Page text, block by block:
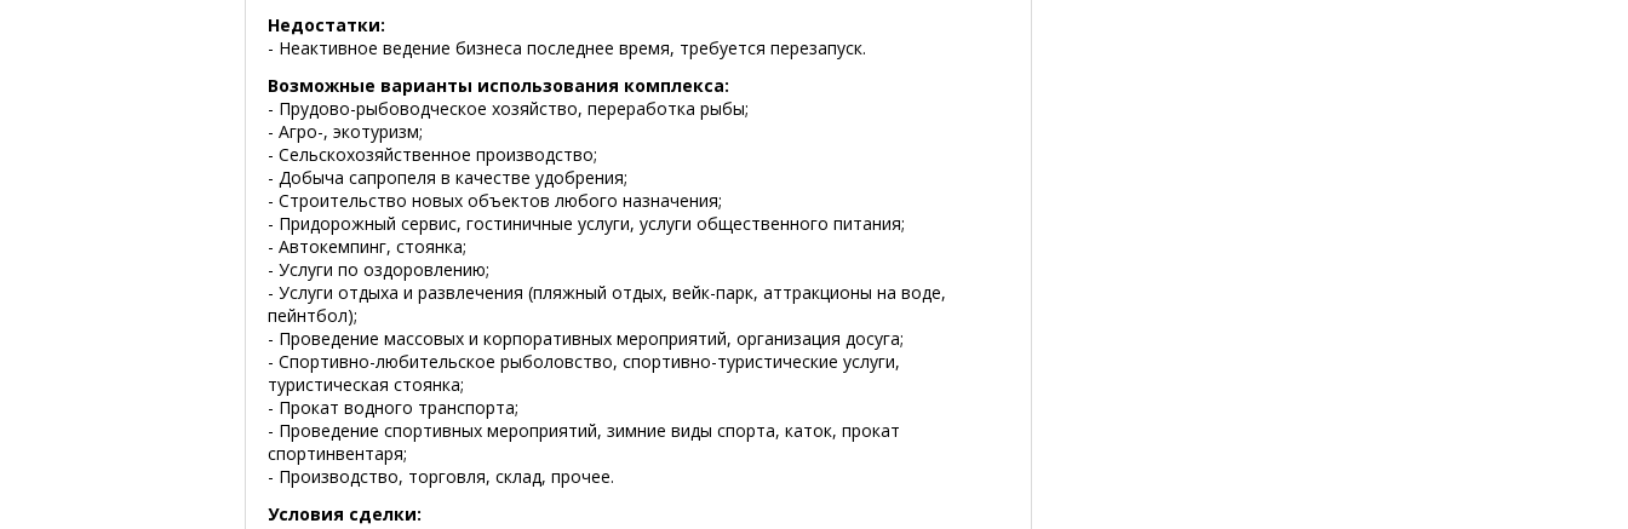
Недостатки:
- Неактивное ведение бизнеса последнее время, требуется перезапуск.
Возможные варианты использования комплекса:
- Прудово-рыбоводческое хозяйство, переработка рыбы;
- Агро-, экотуризм;
- Сельскохозяйственное производство;
- Добыча сапропеля в качестве удобрения;
- Строительство новых объектов любого назначения;
- Придорожный сервис, гостиничные услуги, услуги общественного питания;
- Автокемпинг, стоянка;
- Услуги по оздоровлению;
- Услуги отдыха и развлечения (пляжный отдых, вейк-парк, аттракционы на воде,
пейнтбол);
- Проведение массовых и корпоративных мероприятий, организация досуга;
- Спортивно-любительское рыболовство, спортивно-туристические услуги,
туристическая стоянка;
- Прокат водного транспорта;
- Проведение спортивных мероприятий, зимние виды спорта, каток, прокат
спортинвентаря;
- Производство, торговля, склад, прочее.
Условия сделки: